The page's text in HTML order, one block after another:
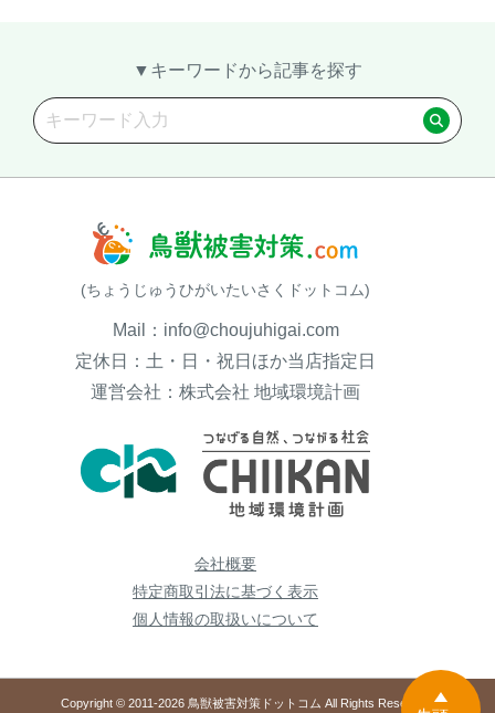
ご相談
お問い合わせ
オンライン
▼キーワードから記事を探す
(ちょうじゅうひがいたいさくドットコム)
Mail：info@choujuhigai.com
定休日：土・日・祝日ほか当店指定日
運営会社：株式会社 地域環境計画
会社概要
特定商取引法に基づく表示
個人情報の取扱いについて
Copyright © 2011-2026 鳥獣被害対策ドットコム All Rights Reserved.